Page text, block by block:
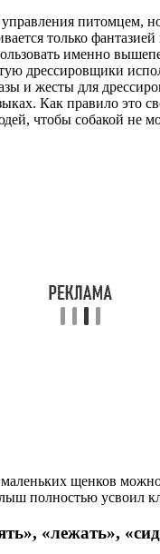
питомцем,
только
именно
дрессировщики
и жесты для
Как правило это
чтобы собакой не
щенков можно
полностью усвоил
«лежать»,